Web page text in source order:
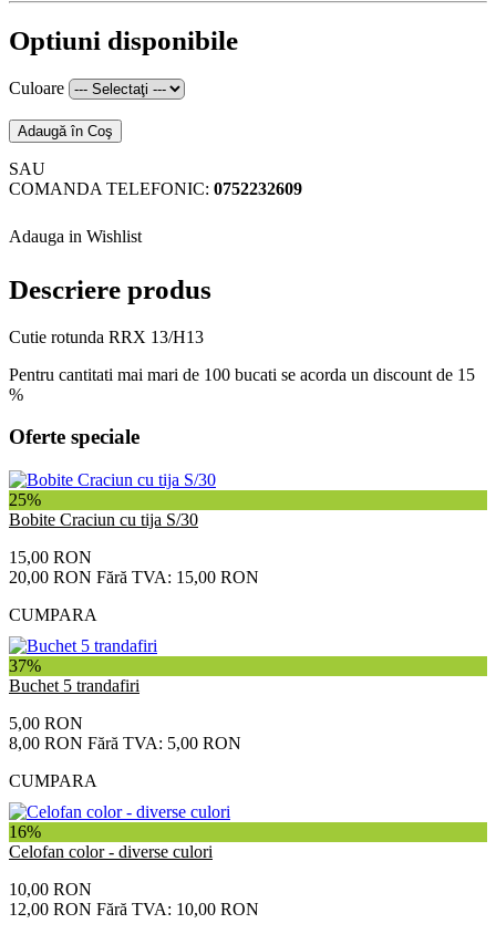
Optiuni disponibile
Culoare
Adaugă în Coş
SAU
COMANDA TELEFONIC: 0752232609
Adauga in Wishlist
Descriere produs
Cutie rotunda RRX 13/H13
Pentru cantitati mai mari de 100 bucati se acorda un discount de 15
%
Oferte speciale
25%
Bobite Craciun cu tija S/30
15,00 RON
20,00 RON Fără TVA: 15,00 RON
CUMPARA
37%
Buchet 5 trandafiri
5,00 RON
8,00 RON Fără TVA: 5,00 RON
CUMPARA
16%
Celofan color - diverse culori
10,00 RON
12,00 RON Fără TVA: 10,00 RON